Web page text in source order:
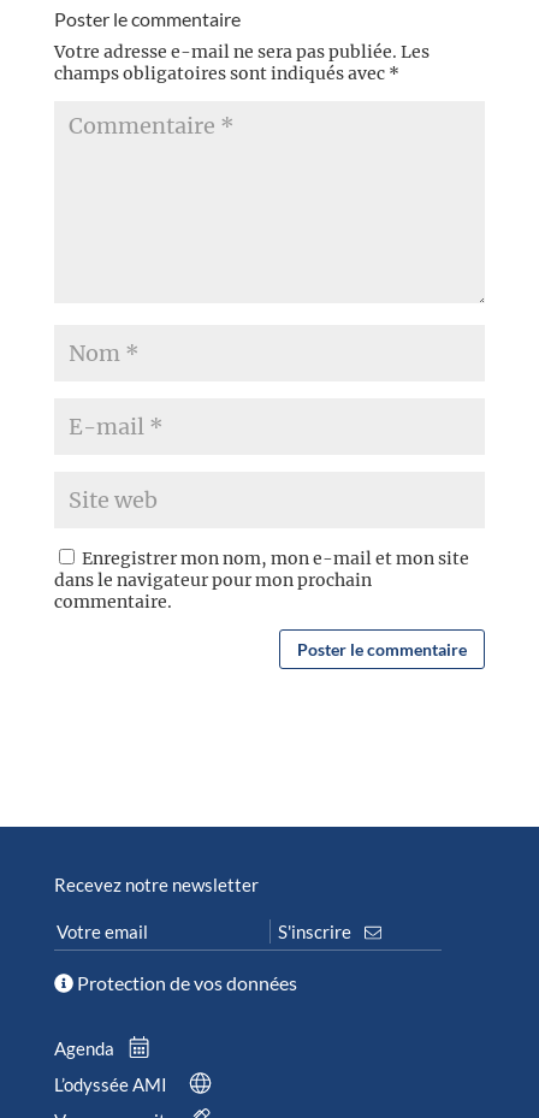
Poster le commentaire
Votre adresse e-mail ne sera pas publiée. Les
champs obligatoires sont indiqués avec *
Enregistrer mon nom, mon e-mail et mon site
dans le navigateur pour mon prochain
commentaire.
Recevez notre newsletter
Protection de vos données
Agenda
L’odyssée AMI